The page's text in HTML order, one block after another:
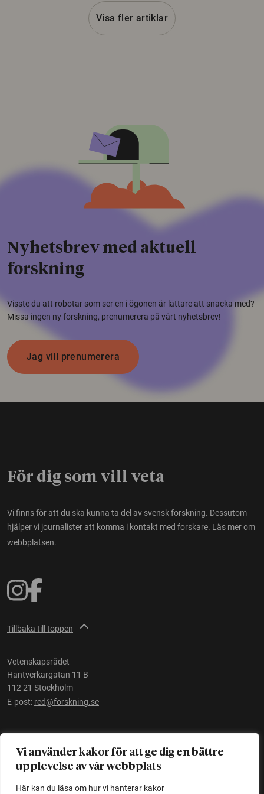
Vi använder kakor för att ge dig en bättre
upplevelse av vår webbplats
Här kan du läsa om hur vi hanterar kakor
Visa fler artiklar
Nyhetsbrev med aktuell
forskning
Visste du att robotar som ser en i ögonen är lättare att snacka med?
Missa ingen ny forskning, prenumerera på vårt nyhetsbrev!
Jag vill prenumerera
För dig som vill veta
Vi finns för att du ska kunna ta del av svensk forskning. Dessutom
hjälper vi journalister att komma i kontakt med forskare. Läs mer om
webbplatsen.
Tillbaka till toppen
Vetenskapsrådet
Hantverkargatan 11 B
112 21 Stockholm
E-post: red@forskning.se
Tillgänglighet
Ett initiativ avVetenskapsrådet